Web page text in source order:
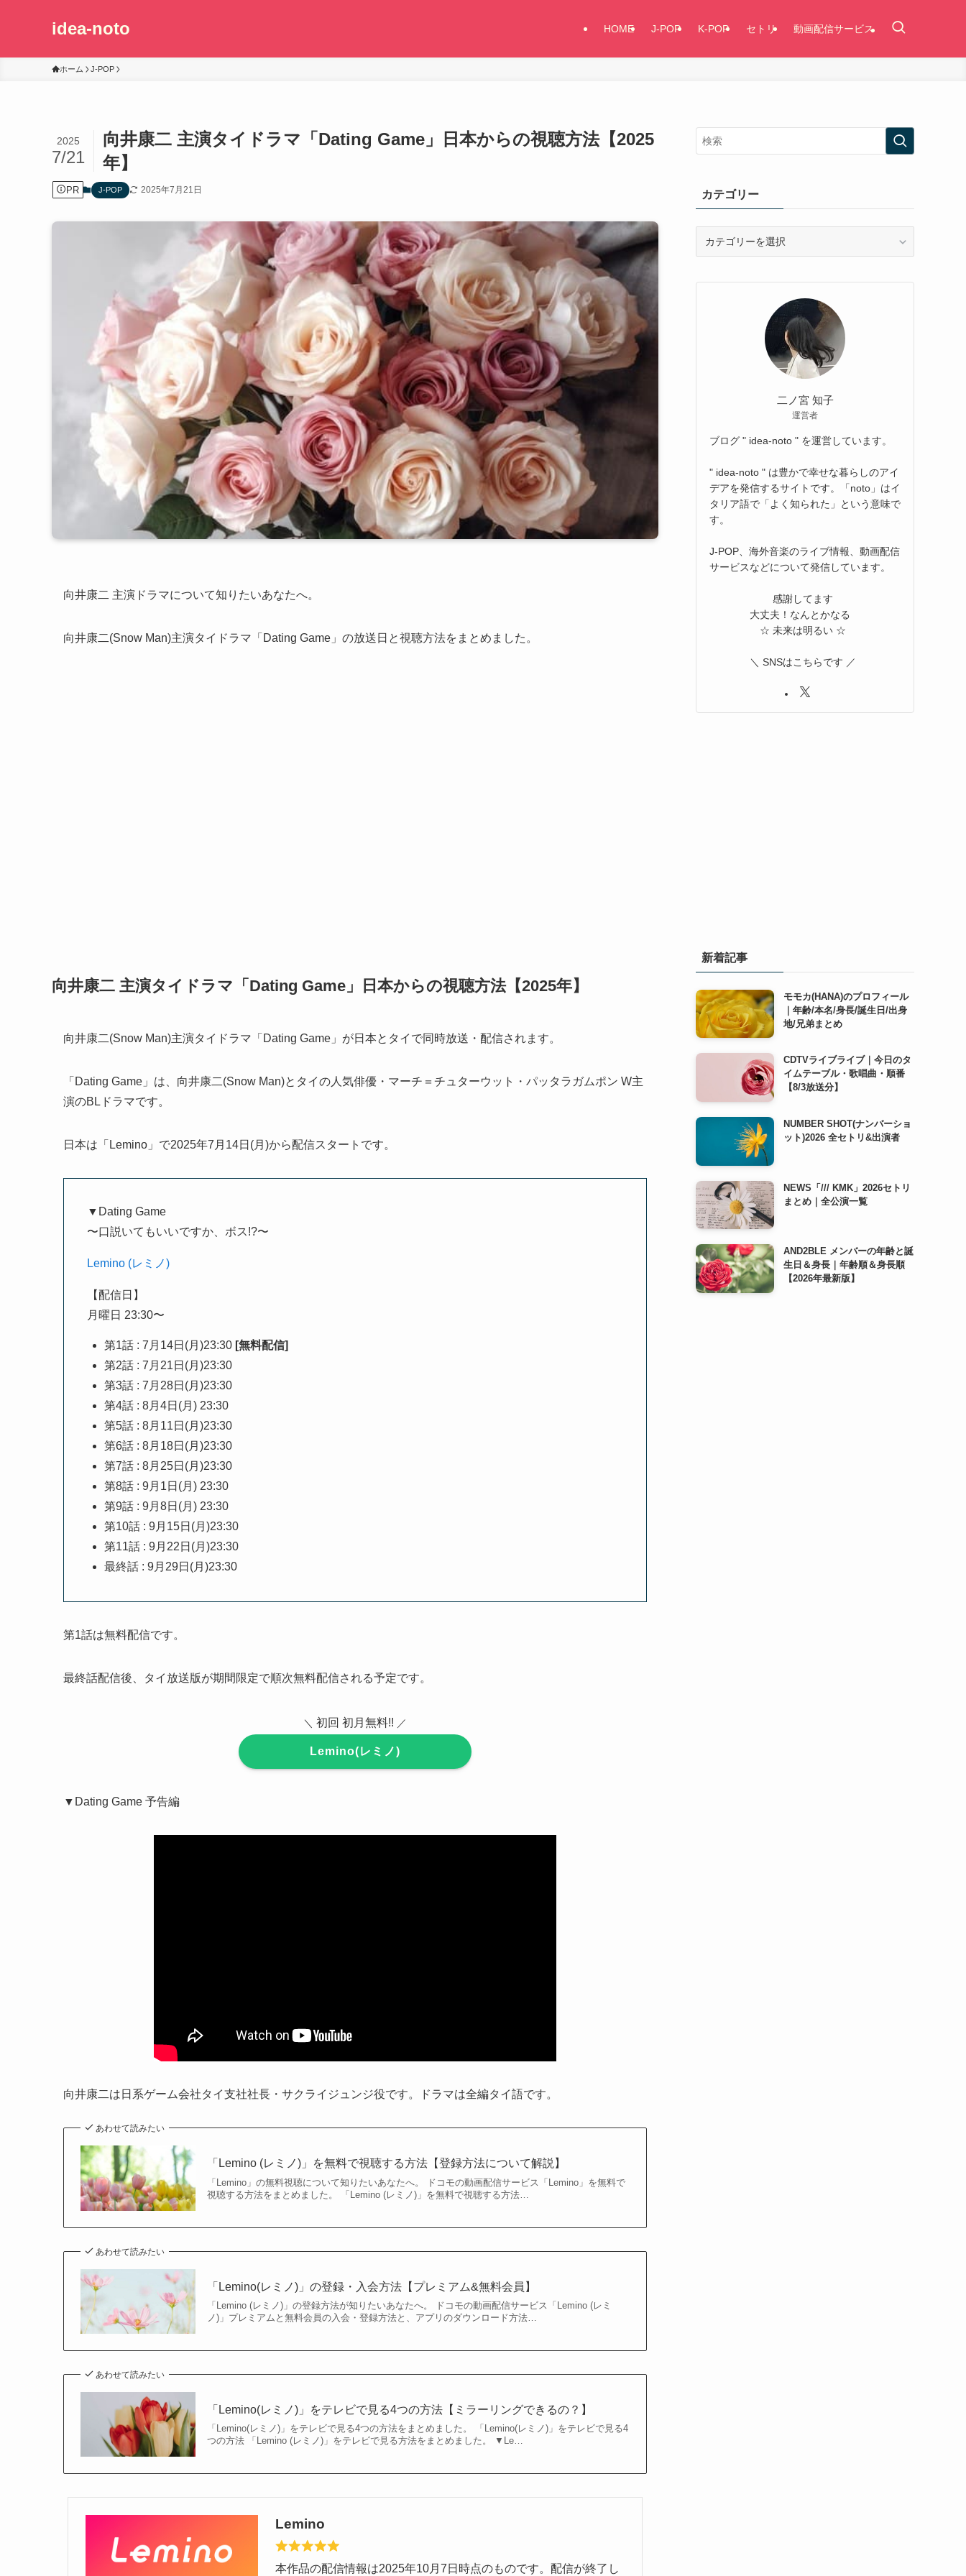
idea-noto HOME J-POP K-POP セトリ 動画配信サービス
ホーム J-POP
向井康二 主演タイドラマ「Dating Game」日本からの視聴方法【2025
年】
2025
7/21
PR J-POP 2025年7月21日
向井康二 主演ドラマについて知りたいあなたへ。
向井康二(Snow Man)主演タイドラマ「Dating Game」の放送日と視聴方法をまとめました。
向井康二 主演タイドラマ「Dating Game」日本からの視聴方法【2025年】
向井康二(Snow Man)主演タイドラマ「Dating Game」が日本とタイで同時放送・配信されます。
「Dating Game」は、向井康二(Snow Man)とタイの人気俳優・マーチ＝チュターウット・パッタラガムポン W主
演のBLドラマです。
日本は「Lemino」で2025年7月14日(月)から配信スタートです。
▼Dating Game
〜口説いてもいいですか、ボス!?〜
Lemino (レミノ)
【配信日】
月曜日 23:30〜
第1話 : 7月14日(月)23:30 [無料配信]
第2話 : 7月21日(月)23:30
第3話 : 7月28日(月)23:30
第4話 : 8月4日(月) 23:30
第5話 : 8月11日(月)23:30
第6話 : 8月18日(月)23:30
第7話 : 8月25日(月)23:30
第8話 : 9月1日(月) 23:30
第9話 : 9月8日(月) 23:30
第10話 : 9月15日(月)23:30
第11話 : 9月22日(月)23:30
最終話 : 9月29日(月)23:30
第1話は無料配信です。
最終話配信後、タイ放送版が期間限定で順次無料配信される予定です。
＼ 初回 初月無料!! ／
Lemino(レミノ)
▼Dating Game 予告編
向井康二は日系ゲーム会社タイ支社社長・サクライジュンジ役です。ドラマは全編タイ語です。
あわせて読みたい
「Lemino (レミノ)」を無料で視聴する方法【登録方法について解説】
「Lemino」の無料視聴について知りたいあなたへ。 ドコモの動画配信サービス「Lemino」を無料で
視聴する方法をまとめました。 「Lemino (レミノ)」を無料で視聴する方法…
あわせて読みたい
「Lemino(レミノ)」の登録・入会方法【プレミアム&無料会員】
「Lemino (レミノ)」の登録方法が知りたいあなたへ。 ドコモの動画配信サービス「Lemino (レミ
ノ)」プレミアムと無料会員の入会・登録方法と、アプリのダウンロード方法…
あわせて読みたい
「Lemino(レミノ)」をテレビで見る4つの方法【ミラーリングできるの？】
「Lemino(レミノ)」をテレビで見る4つの方法をまとめました。 「Lemino(レミノ)」をテレビで見る4
つの方法 「Lemino (レミノ)」をテレビで見る方法をまとめました。 ▼Le…
Lemino
本作品の配信情報は2025年10月7日時点のものです。配信が終了し
カテゴリー
リ
二ノ宮 知子
運営者
ブログ " idea-noto " を運営しています。
" idea-noto " は豊かで幸せな暮らしのアイ
デアを発信するサイトです。「noto」はイ
タリア語で「よく知られた」という意味で
す。
J-POP、海外音楽のライブ情報、動画配信
サービスなどについて発信しています。
感謝してます
大丈夫！なんとかなる
☆ 未来は明るい ☆
＼ SNSはこちらです ／
新着記事
モモカ(HANA)のプロフィール
｜年齢/本名/身長/誕生日/出身
地/兄弟まとめ
CDTVライブライブ｜今日のタ
イムテーブル・歌唱曲・順番
【8/3放送分】
NUMBER SHOT(ナンバーショ
ット)2026 全セトリ&出演者
NEWS「/// KMK」2026セトリ
まとめ｜全公演一覧
AND2BLE メンバーの年齢と誕
生日＆身長｜年齢順＆身長順
【2026年最新版】